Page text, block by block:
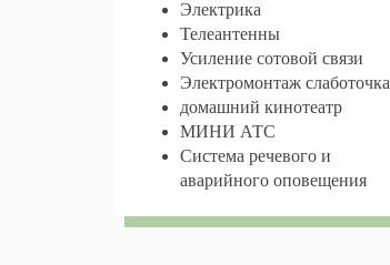
Электрика
Телеантенны
Усиление сотовой связи
Электромонтаж слаботочка
домашний кинотеатр
МИНИ АТС
Система речевого и
аварийного оповещения